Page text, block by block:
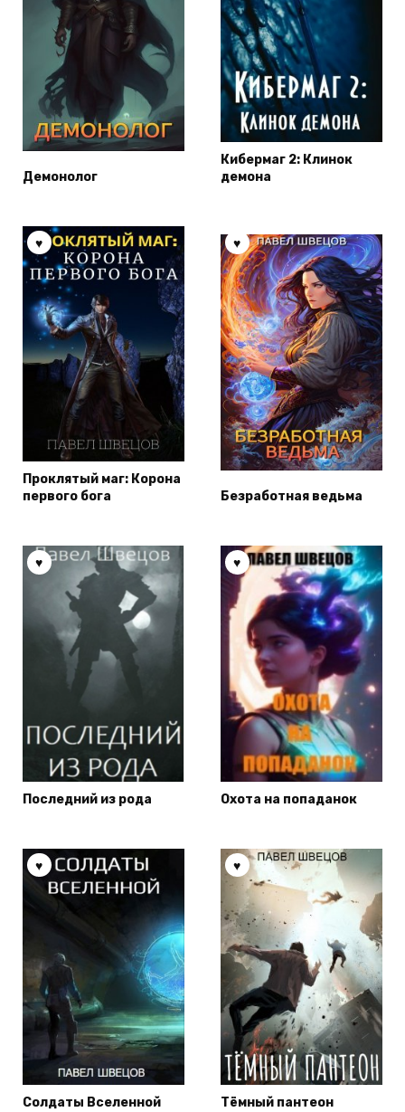
Демонолог
Кибермаг 2: Клинок
демона
Проклятый маг: Корона
первого бога
Безработная ведьма
Последний из рода Охота на попаданок
Солдаты Вселенной Тёмный пантеон